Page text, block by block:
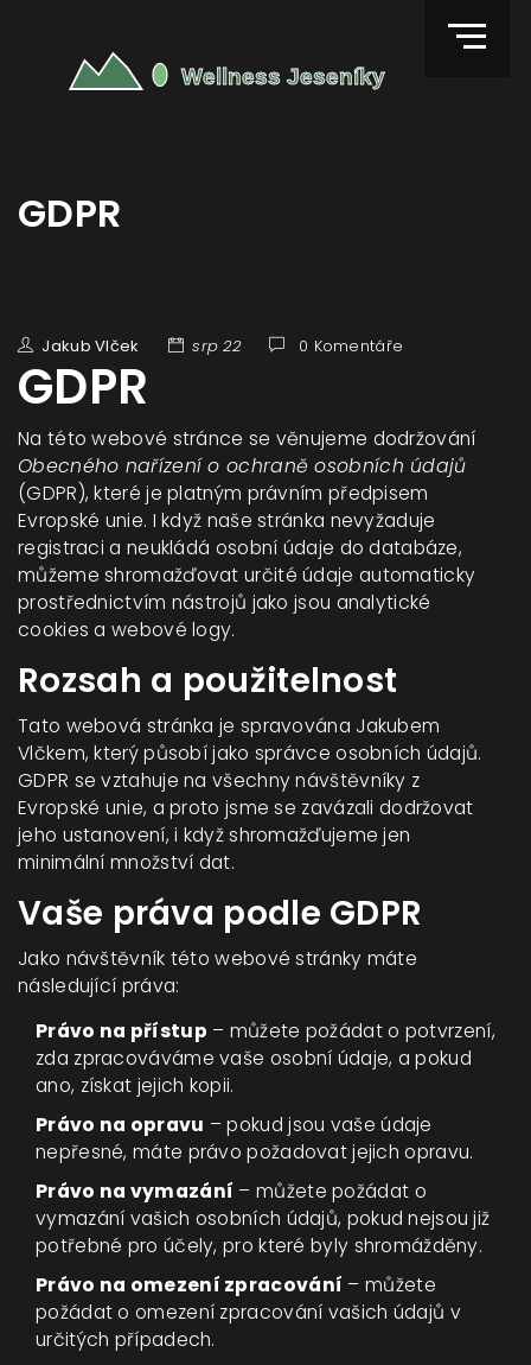
GDPR
Jakub Vlček srp 22 0 Komentáře
GDPR
Na této webové stránce se věnujeme dodržování
Obecného nařízení o ochraně osobních údajů
(GDPR), které je platným právním předpisem
Evropské unie. I když naše stránka nevyžaduje
registraci a neukládá osobní údaje do databáze,
můžeme shromažďovat určité údaje automaticky
prostřednictvím nástrojů jako jsou analytické
cookies a webové logy.
Rozsah a použitelnost
Tato webová stránka je spravována Jakubem
Vlčkem, který působí jako správce osobních údajů.
GDPR se vztahuje na všechny návštěvníky z
Evropské unie, a proto jsme se zavázali dodržovat
jeho ustanovení, i když shromažďujeme jen
minimální množství dat.
Vaše práva podle GDPR
Jako návštěvník této webové stránky máte
následující práva:
Právo na přístup – můžete požádat o potvrzení,
zda zpracováváme vaše osobní údaje, a pokud
ano, získat jejich kopii.
Právo na opravu – pokud jsou vaše údaje
nepřesné, máte právo požadovat jejich opravu.
Právo na vymazání – můžete požádat o
vymazání vašich osobních údajů, pokud nejsou již
potřebné pro účely, pro které byly shromážděny.
Právo na omezení zpracování – můžete
požádat o omezení zpracování vašich údajů v
určitých případech.